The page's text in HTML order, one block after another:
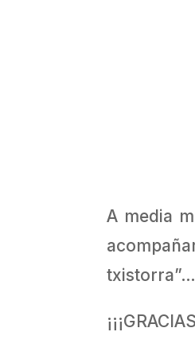
A media